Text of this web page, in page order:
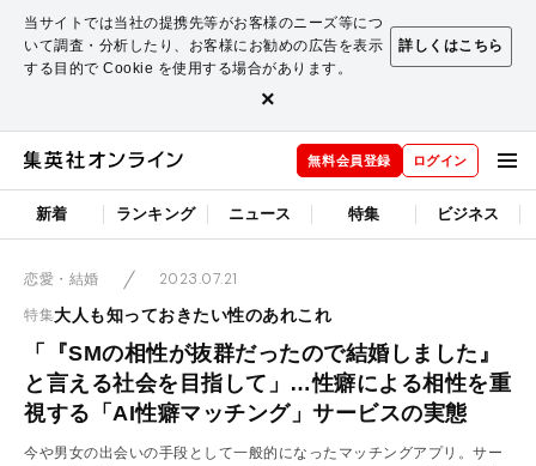
当サイトでは当社の提携先等がお客様のニーズ等につ
いて調査・分析したり、お客様にお勧めの広告を表示
する目的で Cookie を使用する場合があります。
詳しくはこちら
×
無料会員登録 ログイン
新着 ランキング ニュース 特集 ビジネス
恋愛・結婚 2023.07.21
特集大人も知っておきたい性のあれこれ
「『SMの相性が抜群だったので結婚しました』
と言える社会を目指して」…性癖による相性を重
視する「AI性癖マッチング」サービスの実態
今や男女の出会いの手段として一般的になったマッチングアプリ。サー